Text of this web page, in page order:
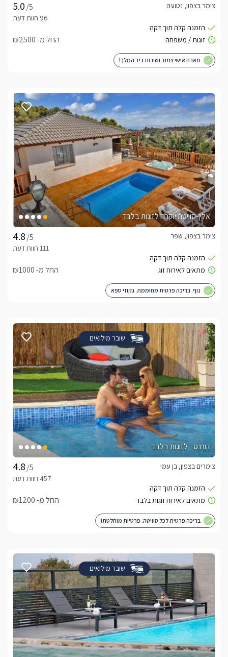
/5
צימר בצפון, נטועה
החל מ- ₪2500
מארח אישי צמוד ושירות כיד המלך!
אלין-סוויטת יוקרה לזוגות בלבד
/5
צימר בצפון, שפר
החל מ- ₪1000
נוף. בריכה פרטית מחוממת. גקוזי ספא
שובר מילואים
דורנס - לזוגות בלבד
/5
צימרים בצפון, בן עמי
החל מ- ₪1200
בריכה פרטית לכל סוויטה. פרטיות מוחלטת!
שובר מילואים